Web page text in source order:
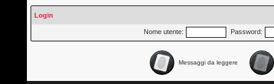
Login
Nome utente: Password:
Messaggi da leggere